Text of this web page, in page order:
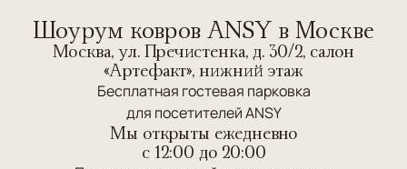
Шоурум ковров ANSY в Москве
Москва, ул. Пречистенка, д. 30/2, салон
«Артефакт», нижний этаж
Бесплатная гостевая парковка
для посетителей ANSY
Мы открыты ежедневно
c 12:00 до 20:00